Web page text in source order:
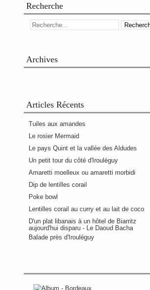
Recherche
Archives
Articles Récents
Tuiles aux amandes
Le rosier Mermaid
Le pays Quint et la vallée des Aldudes
Un petit tour du côté d'Irouléguy
Amaretti moelleux ou amaretti morbidi
Dip de lentilles corail
Poke bowl
Lentilles corail au curry et au lait de coco
D'un plat libanais à un hôtel de Biarritz
aujourd'hui disparu - Le Daoud Bacha
Balade près d'Irouléguy